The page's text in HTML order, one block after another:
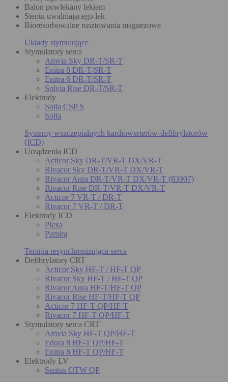
Balon powlekany lekiem
Stentu uwalniającego lek
Bioresorbowalne rusztowania magnezowe
Układy stymulujące
Stymulatory serca
Amvia Sky DR-T/SR-T
Enitra 8 DR-T/SR-T
Enitra 6 DR-T/SR-T
Solvia Rise DR-T/SR-T
Elektrody
Solia CSP S
Solia
Systemy wszczepialnych kardiowerterów-defibrylatorów
(ICD)
Urządzenia ICD
Acticor Sky DR-T/VR-T DX/VR-T
Rivacor Sky DR-T/VR-T DX/VR-T
Rivacor Aura DR-T/VR-T DX/VR-T (83907)
Rivacor Rise DR-T/VR-T DX/VR-T
Acticor 7 VR-T / DR-T
Rivacor 7 VR-T / DR-T
Elektrody ICD
Plexa
Pamira
Terapia resynchronizująca serca
Defibrylatory CRT
Acticor Sky HF-T / HF-T QP
Rivacor Sky HF-T / HF-T QP
Rivacor Aura HF-T/HF-T QP
Rivacor Rise HF-T/HF-T QP
Acticor 7 HF-T QP/HF-T
Rivacor 7 HF-T QP/HF-T
Stymulatory serca CRT
Amvia Sky HF-T QP/HF-T
Edora 8 HF-T QP/HF-T
Enitra 8 HF-T QP/HF-T
Elektrody LV
Sentus OTW QP